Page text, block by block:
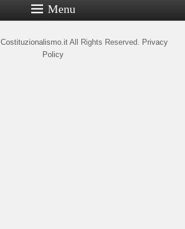
Menu
Costituzionalismo.itAll Rights Reserved. Privacy
Policy